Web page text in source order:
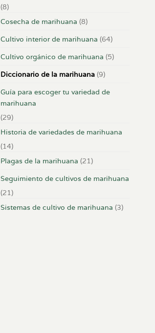
(8)
Cosecha de marihuana (8)
Cultivo interior de marihuana (64)
Cultivo orgánico de marihuana (5)
Diccionario de la marihuana (9)
Guía para escoger tu variedad de
marihuana
(29)
Historia de variedades de marihuana
(14)
Plagas de la marihuana (21)
Seguimiento de cultivos de marihuana
(21)
Sistemas de cultivo de marihuana (3)